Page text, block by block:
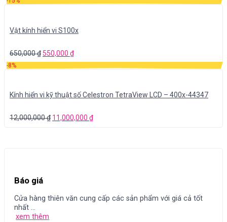
Vật kính hiển vi S100x
650,000₫ 550,000 ₫
-8%
Kính hiển vi kỹ thuật số Celestron TetraView LCD – 400x-44347
12,000,000₫ 11,000,000 ₫
Báo giá
Cửa hàng thiên văn cung cấp các sản phẩm với giá cả tốt
nhất ...
xem thêm